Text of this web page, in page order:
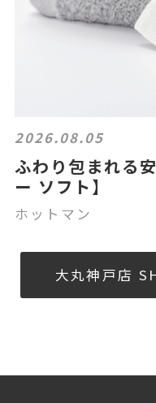
2026.08.05
ふわり包まれる
ー ソフト】
ホットマン
大丸神戸店